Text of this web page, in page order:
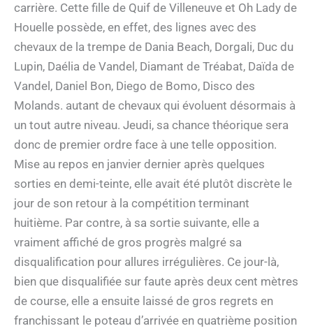
carrière. Cette fille de Quif de Villeneuve et Oh Lady de
Houelle possède, en effet, des lignes avec des
chevaux de la trempe de Dania Beach, Dorgali, Duc du
Lupin, Daélia de Vandel, Diamant de Tréabat, Daïda de
Vandel, Daniel Bon, Diego de Bomo, Disco des
Molands. autant de chevaux qui évoluent désormais à
un tout autre niveau. Jeudi, sa chance théorique sera
donc de premier ordre face à une telle opposition.
Mise au repos en janvier dernier après quelques
sorties en demi-teinte, elle avait été plutôt discrète le
jour de son retour à la compétition terminant
huitième. Par contre, à sa sortie suivante, elle a
vraiment affiché de gros progrès malgré sa
disqualification pour allures irrégulières. Ce jour-là,
bien que disqualifiée sur faute après deux cent mètres
de course, elle a ensuite laissé de gros regrets en
franchissant le poteau d’arrivée en quatrième position